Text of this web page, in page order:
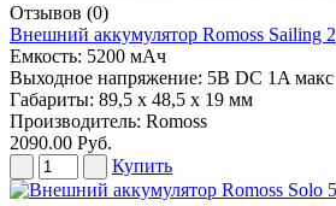
Отзывов (0)
Внешний аккумулятор Romoss Sailing 2
Емкость: 5200 мАч
Выходное напряжение: 5В DC 1A макс
Габариты: 89,5 х 48,5 х 19 мм
Производитель: Romoss
2090.00 Руб.
Купить